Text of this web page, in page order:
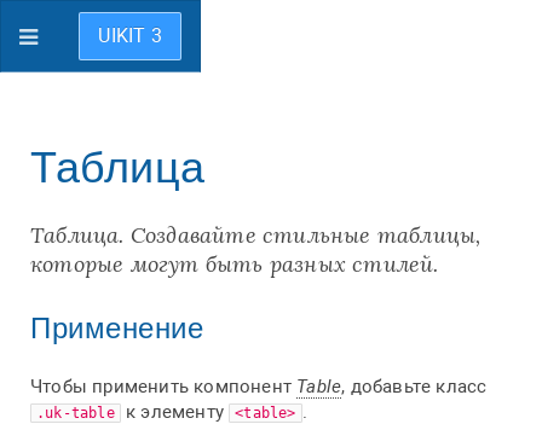
UIKIT 3
Таблица
Таблица. Создавайте стильные таблицы,
которые могут быть разных стилей.
Применение
Чтобы применить компонент Table, добавьте класс
.uk-table к элементу <table> .